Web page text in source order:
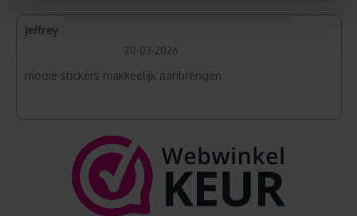
jeffrey
20-03-2026
mooie stickers makkeelijk aanbrengen